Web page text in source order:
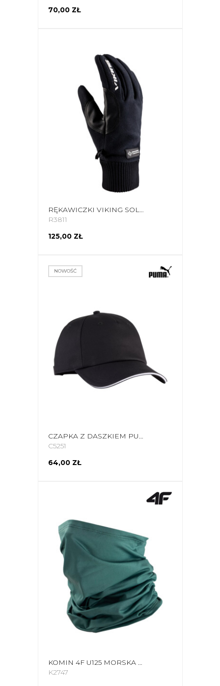
70,00 ZŁ
RĘKAWICZKI VIKING SOLANO GWS CZARNE 170-18-0812-09
R3811
125,00 ZŁ
CZAPKA Z DASZKIEM PUMA TEAM ADDITIONS CZARNA 27238 02
C5251
64,00 ZŁ
NOWOŚĆ
KOMIN 4F U125 MORSKA ZIELEŃ 4FWAW25ABDAU125 46S
K2747